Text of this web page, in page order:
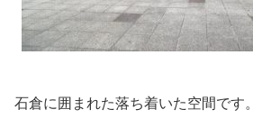
石倉に囲まれた落ち着いた空間です。